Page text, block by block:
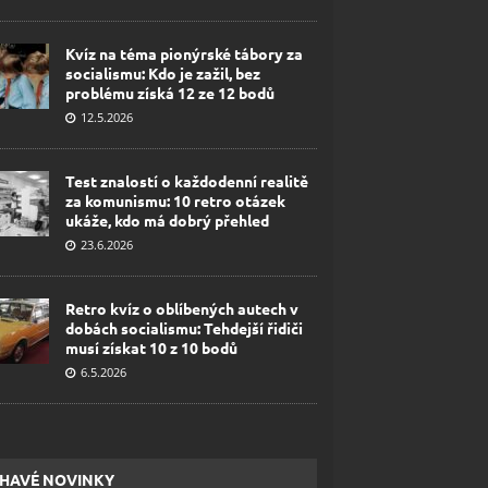
Kvíz na téma pionýrské tábory za
socialismu: Kdo je zažil, bez
problému získá 12 ze 12 bodů
12.5.2026
Test znalostí o každodenní realitě
za komunismu: 10 retro otázek
ukáže, kdo má dobrý přehled
23.6.2026
Retro kvíz o oblíbených autech v
dobách socialismu: Tehdejší řidiči
musí získat 10 z 10 bodů
6.5.2026
NOVINKY